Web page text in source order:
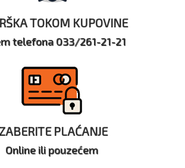
TOKOM KUPOVINE
telefona 033/261-21-21
PLAĆANJE
Online ili pouzećem